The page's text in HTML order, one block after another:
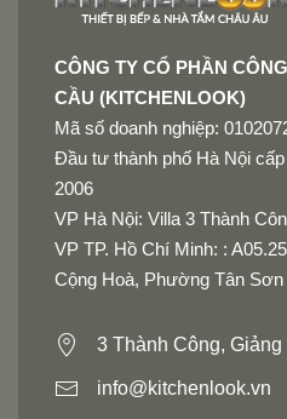
CÔNG TY CỔ PHẦN
CẦU (KITCHENLOOK)
Mã số doanh nghiệp:
Đầu tư thành phố Hà Nội
2006
VP Hà Nội: Villa 3 Thành
VP TP. Hồ Chí Minh: :
Cộng Hoà, Phường Tân Sơn
3 Thành Công, Giảng
info@kitchenlook.vn